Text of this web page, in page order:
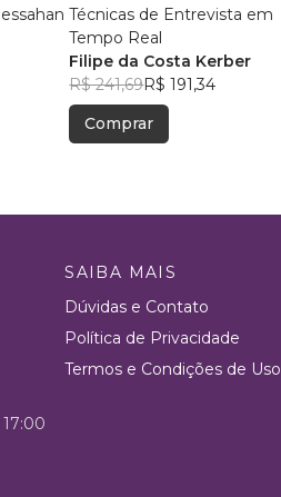
Técnicas de Entrevista em
Tempo Real
Filipe da Costa Kerber
R$ 241,69R$ 191,34
Comprar
SAIBA MAIS
Dúvidas e Contato
Política de Privacidade
Termos e Condições de Uso